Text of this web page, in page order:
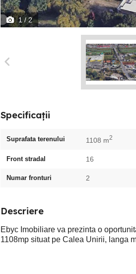
1/ 2
Specificații
Suprafata terenului 1108 m2
Front stradal 16
Numar fronturi 2
Descriere
Ebyc Imobiliare va prezinta o
1108mp situat pe Calea Unirii, langa